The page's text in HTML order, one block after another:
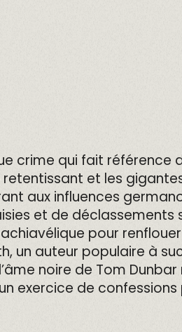
crime qui fait référence
et les
aux influences
et de déclassements
pour
un auteur populaire à
noire de Tom Dunbar
exercice de